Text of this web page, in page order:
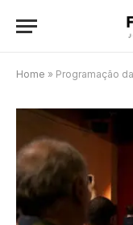
Home » Programação da